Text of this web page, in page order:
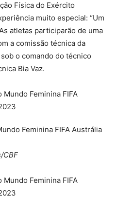
Física do Exército
muito especial: “Um
atletas participarão de uma
a comissão técnica da
o comando do técnico
Bia Vaz.
Feminina FIFA Austrália
CBF